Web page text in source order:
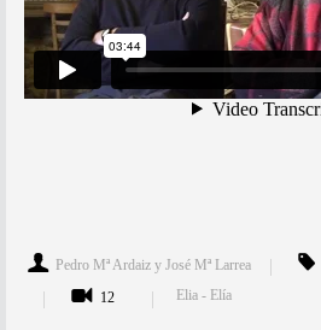
Pedro Mª Ardaiz y José Mª Larrea
12
Elia - Elía